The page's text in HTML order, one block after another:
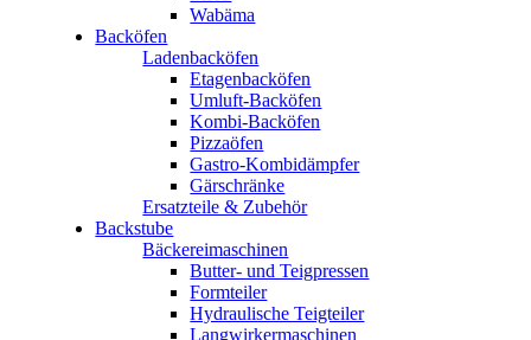
Wabäma
Backöfen
Ladenbacköfen
Etagenbacköfen
Umluft-Backöfen
Kombi-Backöfen
Pizzaöfen
Gastro-Kombidämpfer
Gärschränke
Ersatzteile & Zubehör
Backstube
Bäckereimaschinen
Butter- und Teigpressen
Formteiler
Hydraulische Teigteiler
Langwirkermaschinen